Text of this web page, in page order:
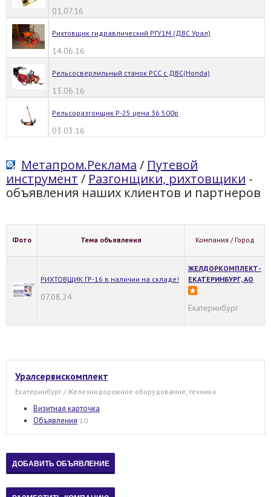
01.07.16
Рихтовщик гидравлический РГУ1М (ДВС Урал)
14.06.16
Рельсосверлильный станок РСС с ДВС(Honda)
13.06.16
Рельсоразгонщик Р-25 цена 36 500р
03.03.16
Метапром.Реклама / Путевой
инструмент / Разгонщики, рихтовщики -
объявления наших клиентов и партнеров
Фото Тема объявления Компания / Город
РИХТОВЩИК ГР-16 в наличии на складе!
07.08.24
ЖЕЛДОРКОМПЛЕКТ-
ЕКАТЕРИНБУРГ, АО
Екатеринбург
Уралсервискомплект
Екатеринбург / Железнодорожное оборудование, техника
Визитная карточка
Объявления 10